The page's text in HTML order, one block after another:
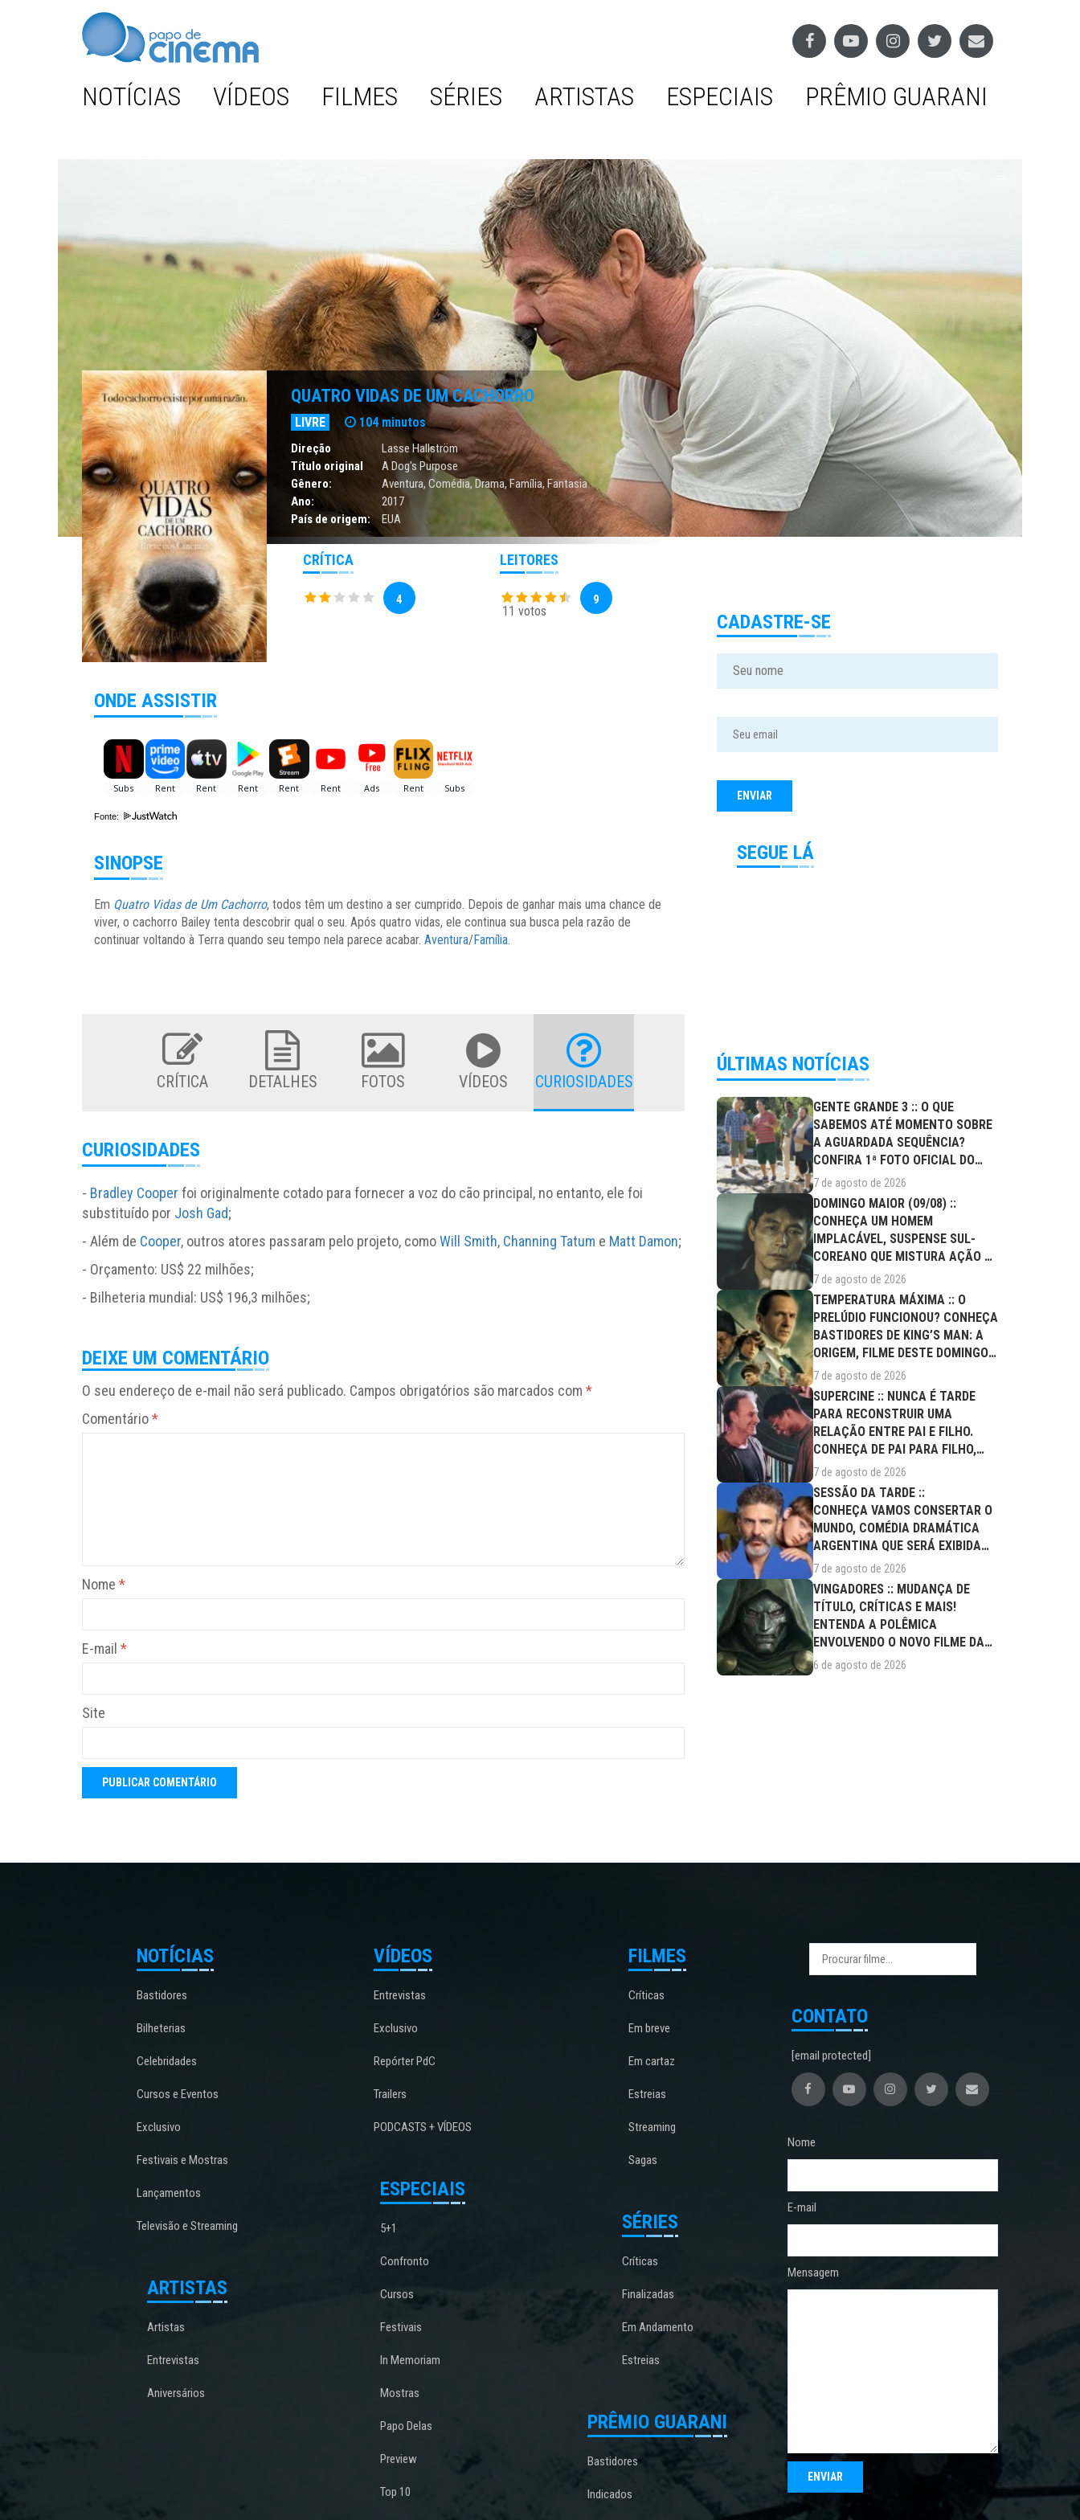
NOTÍCIAS VÍDEOS FILMES SÉRIES ARTISTAS ESPECIAIS PRÊMIO GUARANI
QUATRO VIDAS DE UM CACHORRO
LIVRE 104 minutos
Direção
Lasse Hallström
Título original
A Dog's Purpose
Gênero:
Aventura,Comédia,Drama,Família,Fantasia
Ano:
2017
País de origem:
EUA
CRÍTICA
4
LEITORES
11 votos
9
ONDE ASSISTIR
Fonte:
SINOPSE
Em Quatro Vidas de Um Cachorro, todos têm um destino a ser cumprido. Depois de ganhar mais uma chance de
viver, o cachorro Bailey tenta descobrir qual o seu. Após quatro vidas, ele continua sua busca pela razão de
continuar voltando à Terra quando seu tempo nela parece acabar. Aventura/Família.
CRÍTICA DETALHES FOTOS VÍDEOS CURIOSIDADES
CURIOSIDADES
- Bradley Cooper foi originalmente cotado para fornecer a voz do cão principal, no entanto, ele foi
substituído por Josh Gad;
- Além de Cooper, outros atores passaram pelo projeto, comoWill Smith, Channing Tatum e Matt Damon;
- Orçamento: US$ 22 milhões;
- Bilheteria mundial: US$ 196,3 milhões;
DEIXE UM COMENTÁRIO
O seu endereço de e-mail não será publicado. Campos obrigatórios são marcados com *
Comentário*
Nome *
E-mail *
Site
CADASTRE-SE
SEGUE LÁ
ÚLTIMAS NOTÍCIAS
GENTE GRANDE 3 :: O QUE
SABEMOS ATÉ MOMENTO SOBRE
A AGUARDADA SEQUÊNCIA?
CONFIRA 1ª FOTO OFICIAL DO
ELENCO!
7 de agosto de 2026
DOMINGO MAIOR (09/08) ::
CONHEÇA UM HOMEM
IMPLACÁVEL, SUSPENSE SUL-
COREANO QUE MISTURA AÇÃO E
DRAMA FAMILIAR
7 de agosto de 2026
TEMPERATURA MÁXIMA :: O
PRELÚDIO FUNCIONOU? CONHEÇA
BASTIDORES DE KING’S MAN: A
ORIGEM, FILME DESTE DOMINGO
(09/08)
7 de agosto de 2026
SUPERCINE :: NUNCA É TARDE
PARA RECONSTRUIR UMA
RELAÇÃO ENTRE PAI E FILHO.
CONHEÇA DE PAI PARA FILHO,
FILME DESTE...
7 de agosto de 2026
SESSÃO DA TARDE ::
CONHEÇA VAMOS CONSERTAR O
MUNDO, COMÉDIA DRAMÁTICA
ARGENTINA QUE SERÁ EXIBIDA
NESTA SEXTA (07/08)
7 de agosto de 2026
VINGADORES :: MUDANÇA DE
TÍTULO, CRÍTICAS E MAIS!
ENTENDA A POLÊMICA
ENVOLVENDO O NOVO FILME DA
MARVEL
6 de agosto de 2026
NOTÍCIAS
Bastidores
Bilheterias
Celebridades
Cursos e Eventos
Exclusivo
Festivais e Mostras
Lançamentos
Televisão e Streaming
ARTISTAS
Artistas
Entrevistas
Aniversários
VÍDEOS
Entrevistas
Exclusivo
Repórter PdC
Trailers
PODCASTS + VÍDEOS
ESPECIAIS
5+1
Confronto
Cursos
Festivais
In Memoriam
Mostras
Papo Delas
Preview
Top 10
FILMES
Críticas
Em breve
Em cartaz
Estreias
Streaming
Sagas
SÉRIES
Críticas
Finalizadas
Em Andamento
Estreias
PRÊMIO GUARANI
Bastidores
Indicados
CONTATO
[email protected]
Nome
E-mail
Mensagem